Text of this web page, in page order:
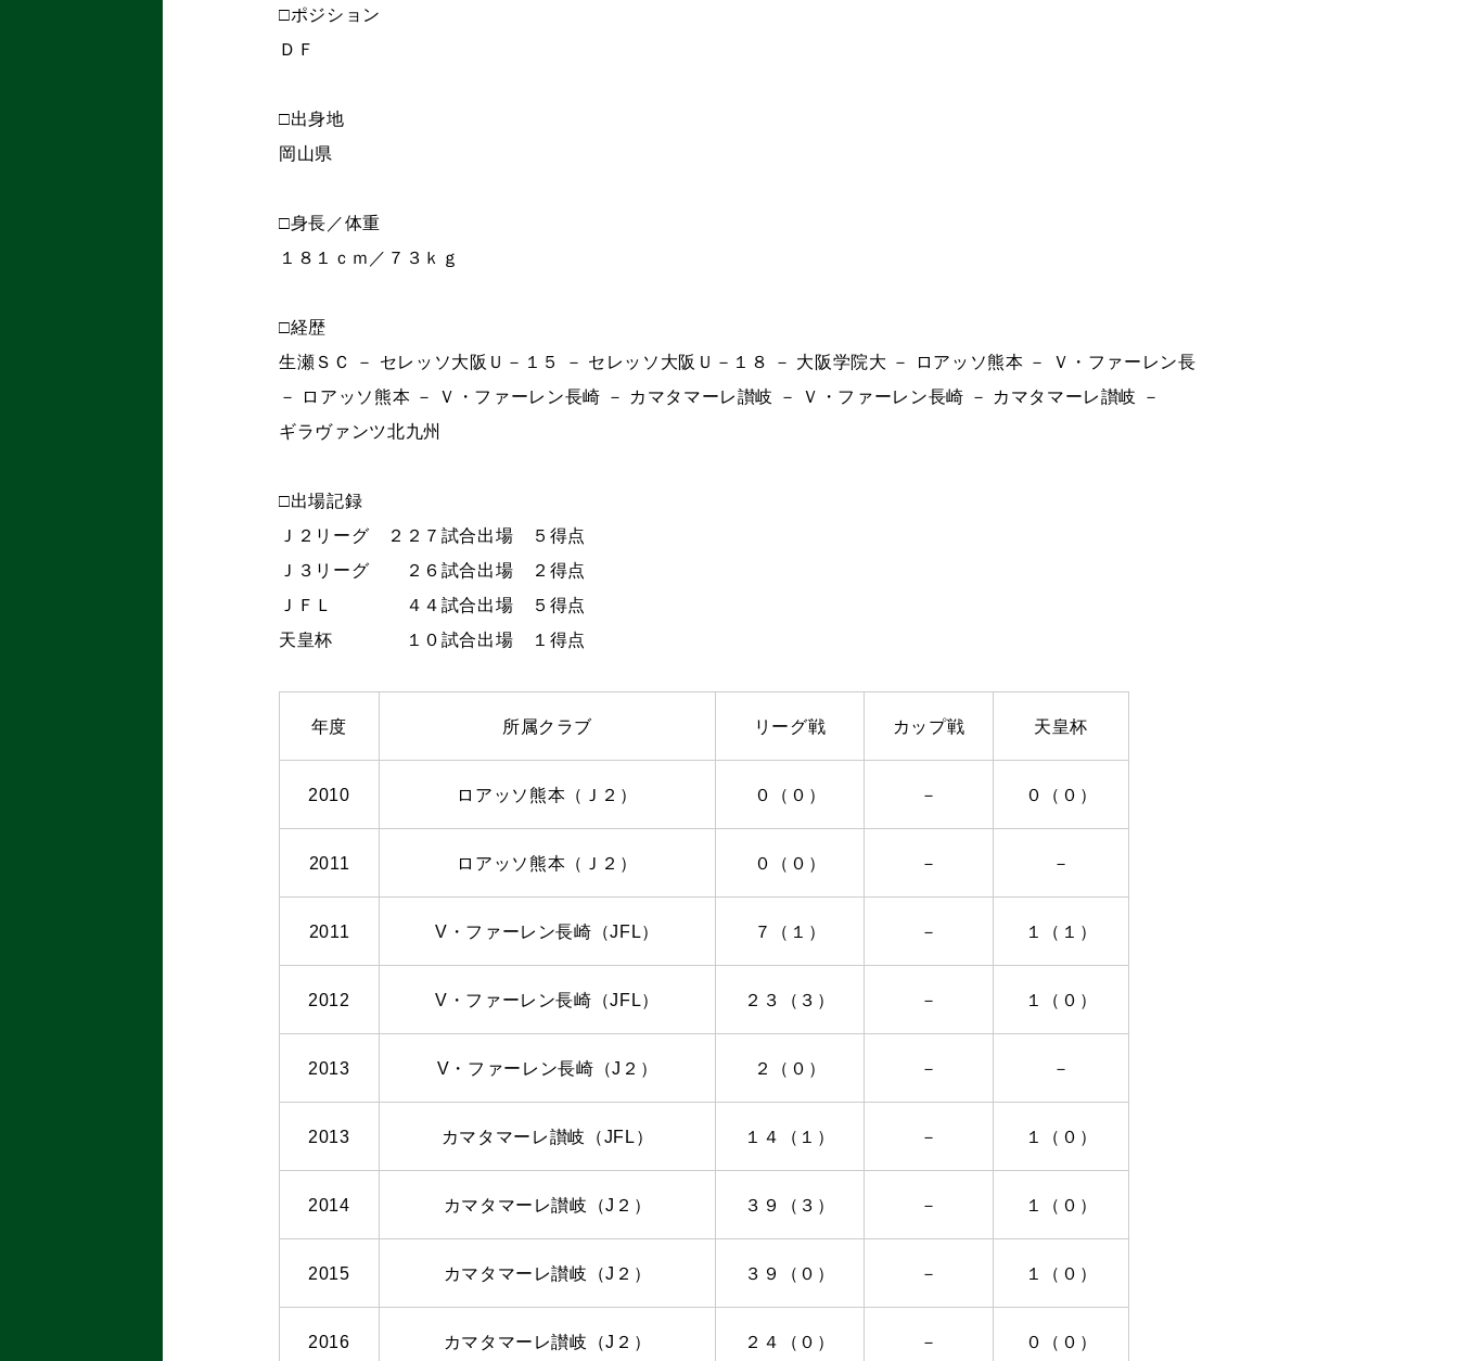
□ポジション
ＤＦ
□出身地
岡山県
□身長／体重
１８１ｃｍ／７３ｋｇ
□経歴
生瀬ＳＣ － セレッソ大阪Ｕ－１５ － セレッソ大阪Ｕ－１８ － 大阪学院大 － ロアッソ熊本 － Ｖ・ファーレン長
－ ロアッソ熊本 － Ｖ・ファーレン長崎 － カマタマーレ讃岐 － Ｖ・ファーレン長崎 － カマタマーレ讃岐 －
ギラヴァンツ北九州
□出場記録
Ｊ２リーグ ２２７試合出場 ５得点
Ｊ３リーグ ２６試合出場 ２得点
ＪＦＬ ４４試合出場 ５得点
天皇杯 １０試合出場 １得点
年度 所属クラブ リーグ戦 カップ戦 天皇杯
2010 ロアッソ熊本（Ｊ２） ０（０） － ０（０）
2011 ロアッソ熊本（Ｊ２） ０（０） － －
2011 V・ファーレン長崎（JFL） ７（１） － １（１）
2012 V・ファーレン長崎（JFL） ２３（３） － １（０）
2013 V・ファーレン長崎（J ２） ２（０） － －
2013 カマタマーレ讃岐（JFL ） １４（１） － １（０）
2014 カマタマーレ讃岐（J ２） ３９（３） － １（０）
2015 カマタマーレ讃岐（J ２） ３９（０） － １（０）
2016 カマタマーレ讃岐（J ２） ２４（０） － ０（０）